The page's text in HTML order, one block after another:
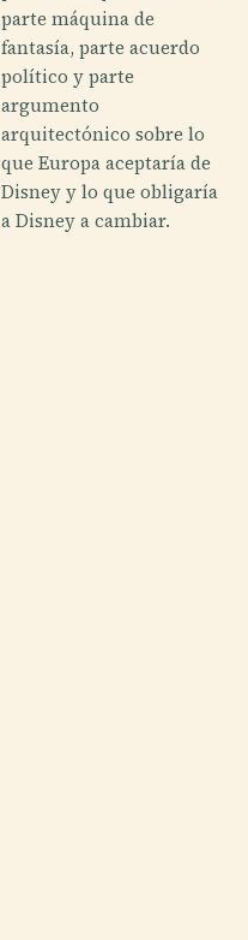
parte máquina de
fantasía, parte acuerdo
político y parte
argumento
arquitectónico sobre lo
que Europa aceptaría de
Disney y lo que obligaría
a Disney a cambiar.